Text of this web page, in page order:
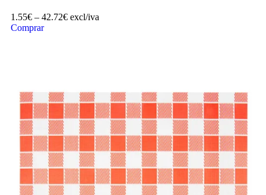
1.55€ – 42.72€ excl/iva
Comprar